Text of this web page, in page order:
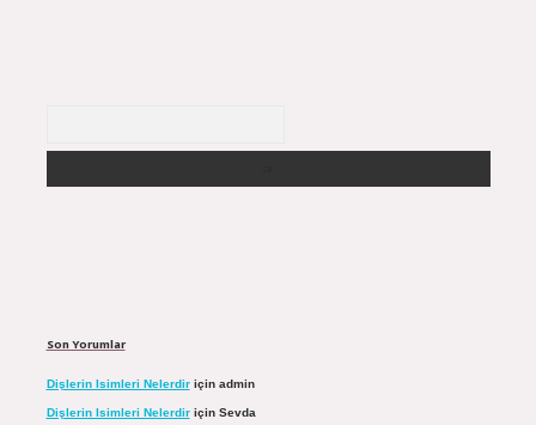
Son Yorumlar
Dişlerin Isimleri Nelerdiriçin admin
Dişlerin Isimleri Nelerdiriçin Sevda